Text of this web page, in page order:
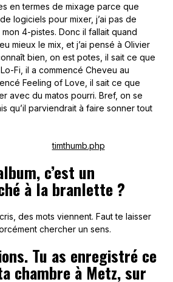
en termes de mixage parce que
logiciels pour mixer, j’ai pas de
4-pistes. Donc il fallait quand
mieux le mix, et j’ai pensé à Olivier
bien, on est potes, il sait ce que
Fi, il a commencé Cheveu au
Feeling of Love, il sait ce que
avec du matos pourri. Bref, on se
qu’il parviendrait à faire sonner tout
c’est un
à la branlette ?
des mots viennent. Faut te laisser
chercher un sens.
Tu as enregistré ce
chambre à Metz, sur